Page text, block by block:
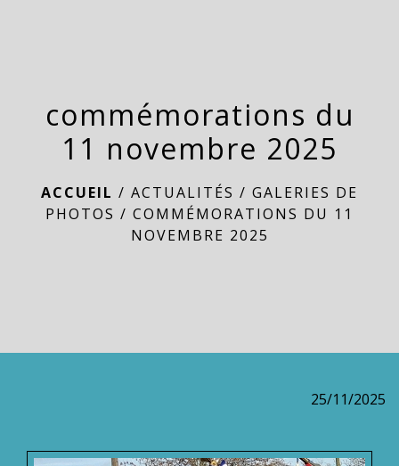
commémorations du
11 novembre 2025
ACCUEIL / ACTUALITÉS / GALERIES DE
PHOTOS / COMMÉMORATIONS DU 11
NOVEMBRE 2025
25/11/2025